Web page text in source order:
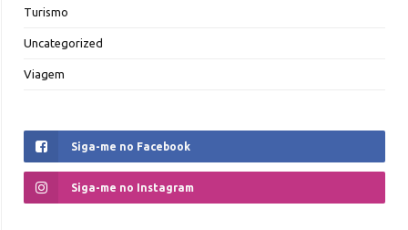
Turismo
Uncategorized
Viagem
Siga-me no Facebook
Siga-me no Instagram